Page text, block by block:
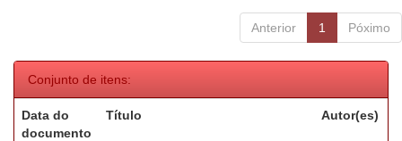
Anterior 1 Póximo
Conjunto de itens:
Data do
documento
Título Autor(es)